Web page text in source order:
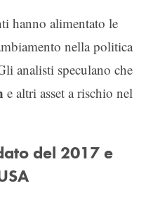
hanno alimentato le
nella politica
analisti speculano che
e altri asset a rischio nel
del 2017 e